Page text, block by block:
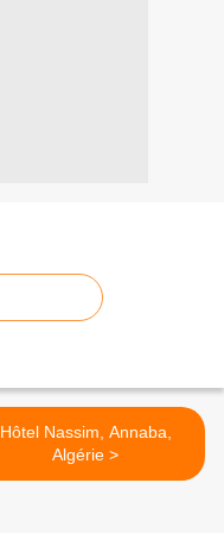
Hôtel Nassim, Annaba,
Algérie >